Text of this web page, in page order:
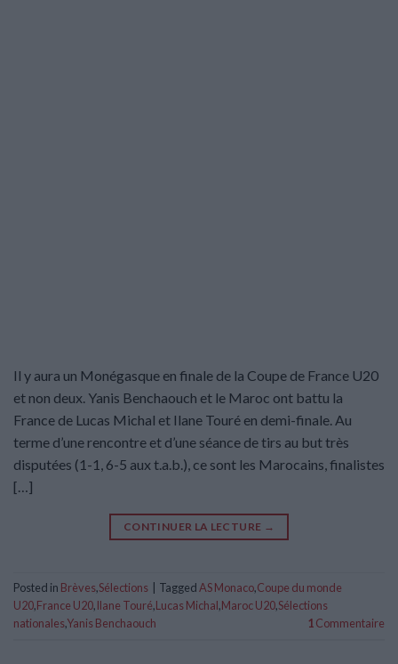
Il y aura un Monégasque en finale de la Coupe de France U20
et non deux. Yanis Benchaouch et le Maroc ont battu la
France de Lucas Michal et Ilane Touré en demi-finale. Au
terme d’une rencontre et d’une séance de tirs au but très
disputées (1-1, 6-5 aux t.a.b.), ce sont les Marocains, finalistes
[…]
CONTINUER LA LECTURE →
Posted in Brèves,Sélections TaggedAS Monaco,Coupe du monde
U20,France U20,Ilane Touré,Lucas Michal,Maroc U20,Sélections
nationales,Yanis Benchaouch 1 Commentaire